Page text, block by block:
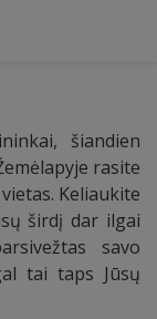
šiandien
rasite
Keliaukite
širdį dar ilgai
savo
tai taps Jūsų